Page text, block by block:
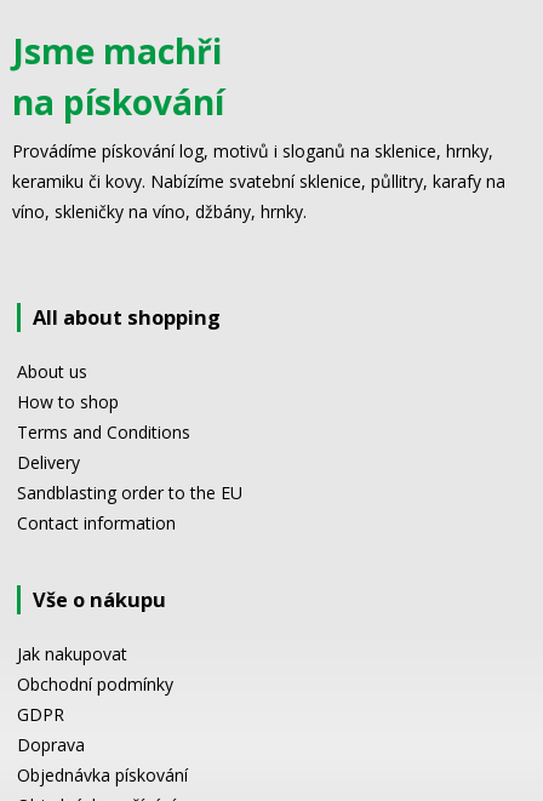
Jsme machři
na pískování
Provádíme pískování log, motivů i sloganů na sklenice, hrnky,
keramiku či kovy. Nabízíme svatební sklenice, půllitry, karafy na
víno, skleničky na víno, džbány, hrnky.
All about shopping
About us
How to shop
Terms and Conditions
Delivery
Sandblasting order to the EU
Contact information
Vše o nákupu
Jak nakupovat
Obchodní podmínky
GDPR
Doprava
Objednávka pískování